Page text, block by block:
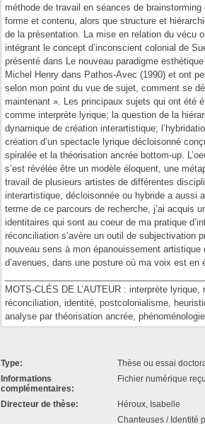
méthode de travail en séances de
forme et contenu, alors que structure et
de la présentation. La mise en relation du vécu
intégrant le concept d’inconscient colonial de
présenté dans Le nouveau paradigme
Michel Henry dans Pathos-Avec (1990) et ont
selon mon point du vue de sujet, comment se
maintenant ». Les principaux sujets qui ont été
comme interprète lyrique; la question de la
dynamique de création interartistique;
création d’un spectacle lyrique décloisonné
spiralée et la théorisation ancrée bottom-up.
s’est révélée être un modèle éloquent, une
travail de plusieurs artistes de différentes
interartistique, décloisonnée ou hybride a aussi
terme de ce parcours de recherche, j’ai acquis
identitaires qui sont au coeur de ma pratique
réconciliation s’avère un outil de subjectivation
nouveau sens à mon épanouissement
d’avenues, dans une posture où ma voix est en
MOTS-CLÉS DE L’AUTEUR : interprète
réconciliation, identité, postcolonialisme,
analyse par théorisation ancrée, phénoménologie
Type:
Thèse ou essai
Informations
complémentaires:
Fichier numérique
Directeur de thèse:
Héroux, Isabelle
Chanteuses / Identité